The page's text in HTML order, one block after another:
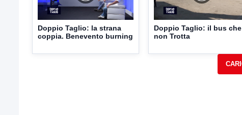
Doppio Taglio: la strana
coppia. Benevento burning
Doppio Taglio: il bus che
non Trotta